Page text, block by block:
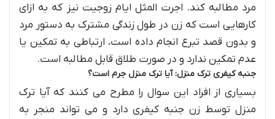
مرد مطالبه کند. اجرت المثل ایام زوجیت نیز که به ازای
کارهایی است که زن در طول زندگی مشترک به دستور مرد
و بدون قصد تبرع انجام داده است، ارتباطی به تمکین یا
عدم تمکین ندارد و در صورت طلاق قابل مطالبه است.
جنبه کیفری ترک منزل: آیا ترک منزل جرم است؟
بسیاری از افراد این سوال را مطرح می کنند که آیا ترک
منزل توسط زن جنبه کیفری دارد و می تواند منجر به